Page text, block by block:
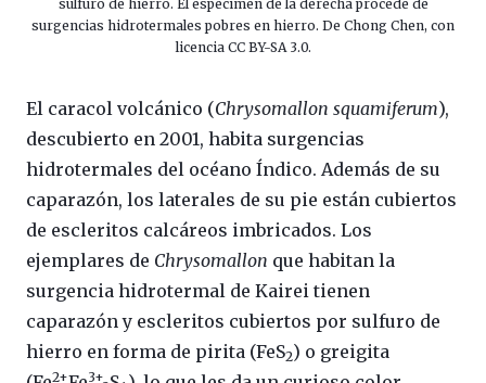
sulfuro de hierro. El espécimen de la derecha procede de
surgencias hidrotermales pobres en hierro. De Chong Chen, con
licencia CC BY-SA 3.0.
El caracol volcánico (Chrysomallon squamiferum),
descubierto en 2001, habita surgencias
hidrotermales del océano Índico. Además de su
caparazón, los laterales de su pie están cubiertos
de escleritos calcáreos imbricados. Los
ejemplares de Chrysomallon que habitan la
surgencia hidrotermal de Kairei tienen
caparazón y escleritos cubiertos por sulfuro de
hierro en forma de pirita (FeS2) o greigita
2+ 3+